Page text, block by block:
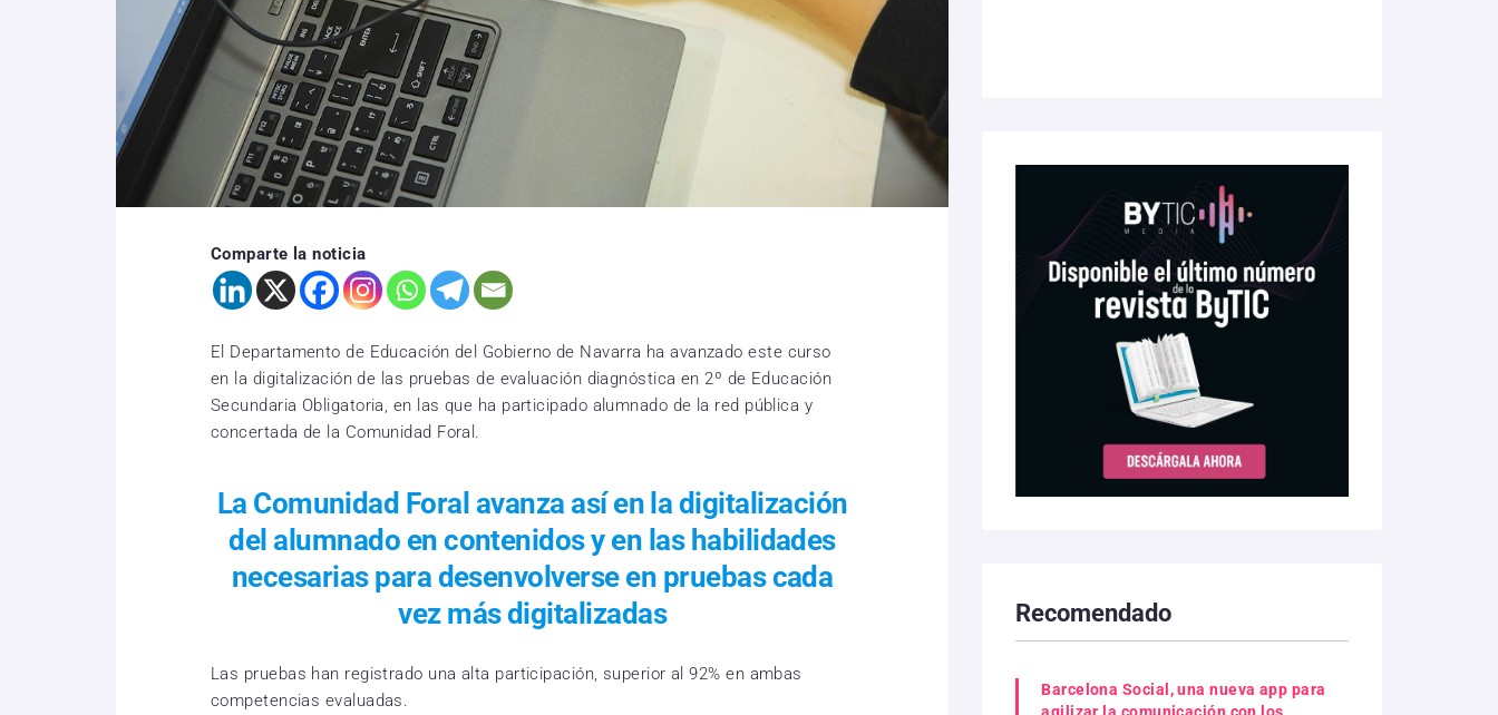
Comparte la noticia
El Departamento de Educación del Gobierno de Navarra ha avanzado este curso
en la digitalización de las pruebas de evaluación diagnóstica en 2º de Educación
Secundaria Obligatoria, en las que ha participado alumnado de la red pública y
concertada de la Comunidad Foral.
La Comunidad Foral avanza así en la digitalización
del alumnado en contenidos y en las habilidades
necesarias para desenvolverse en pruebas cada
vez más digitalizadas
Las pruebas han registrado una alta participación, superior al 92% en ambas
competencias evaluadas.
Recomendado
Barcelona Social, una nueva app para